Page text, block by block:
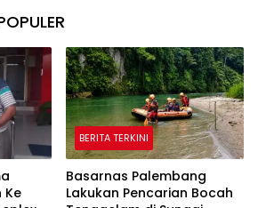
Ke
BERITA TERKINI
Basarnas Palembang
Lakukan Pencarian Bocah